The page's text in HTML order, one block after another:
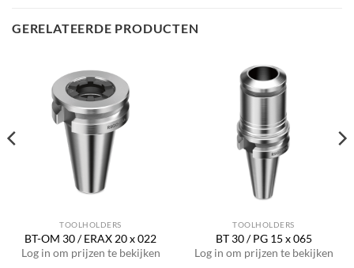
GERELATEERDE PRODUCTEN
TOOLHOLDERS
BT-OM 30 / ERAX 20 x 022
Log in om prijzen te bekijken
TOOLHOLDERS
BT 30 / PG 15 x 065
Log in om prijzen te bekijken